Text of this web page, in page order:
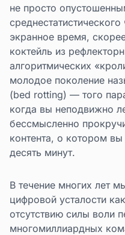
не просто
экранное время,
коктейль из
алгоритмических
молодое поколение
(bed rotting) — того
когда вы неподвижно
бессмысленно
контента, о котором
десять минут.
В течение многих лет
цифровой усталости
отсутствию силы воли
многомиллиардных